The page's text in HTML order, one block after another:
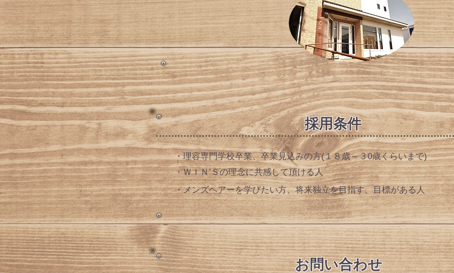
​採用条件
​・理容専門学校卒業、卒業見込みの方(１８歳～３0歳くらいまで)
​・ＷＩＮ’Ｓの理念に共感して頂ける人
​・メンズヘアーを学びたい方、将来独立を目指す、目標がある人
​お問い合わせ